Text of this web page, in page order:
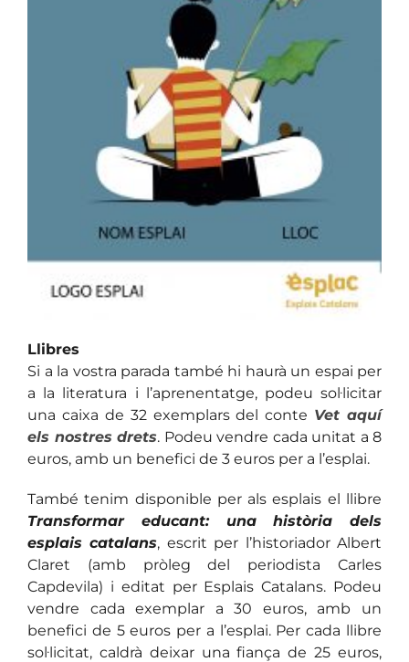
Llibres
Si a la vostra parada també hi haurà un espai per
a la literatura i l’aprenentatge, podeu sol·licitar
una caixa de 32 exemplars del conte Vet aquí
els nostres drets. Podeu vendre cada unitat a 8
euros, amb un benefici de 3 euros per a l’esplai.
També tenim disponible per als esplais el llibre
Transformar educant: una història dels
esplais catalans, escrit per l’historiador Albert
Claret (amb pròleg del periodista Carles
Capdevila) i editat per Esplais Catalans. Podeu
vendre cada exemplar a 30 euros, amb un
benefici de 5 euros per a l’esplai. Per cada llibre
sol·licitat, caldrà deixar una fiança de 25 euros,